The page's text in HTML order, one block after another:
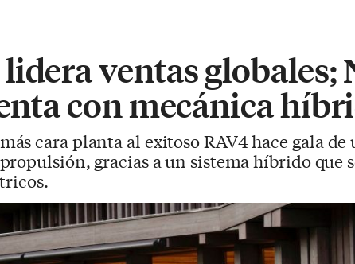
ventas globales;
con mecánica
cara planta al exitoso RAV4 hace gala
gracias a un sistema híbrido que